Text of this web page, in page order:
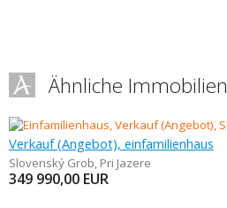
Ähnliche Immobilien
Verkauf (Angebot), einfamilienhaus
Slovenský Grob, Pri Jazere
349 990,00 EUR